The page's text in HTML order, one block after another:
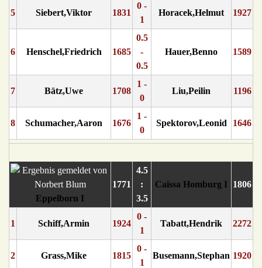
5 Siebert,Viktor 1831
0 -
1
Horacek,Helmut 1927
6 Henschel,Friedrich 1685
0.5
-
0.5
Hauer,Benno 1589
7 Bätz,Uwe 1708
1 -
0
Liu,Peilin 1196
8 Schumacher,Aaron 1676
1 -
0
Spektorov,Leonid 1646
Eppelborn I
1771
4.5
:
3.5
Caissa Homburg I 1806
1 Schiff,Armin 1924
0 -
1
Tabatt,Hendrik 2272
2 Grass,Mike 1815
0 -
1
Busemann,Stephan 1920